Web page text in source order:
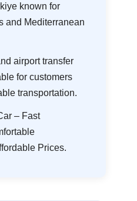
known for
and Mediterranean
airport transfer
for customers
transportation.
– Fast
Prices.